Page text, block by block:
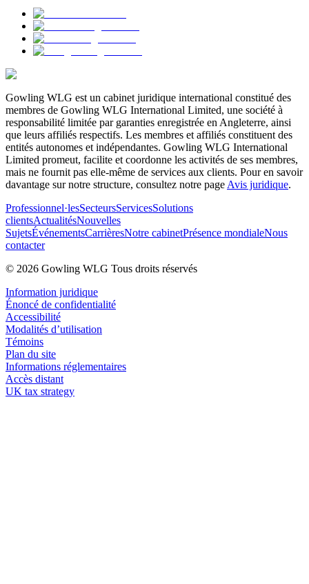
Gowling WLG est un cabinet juridique international constitué des
membres de Gowling WLG International Limited, une société à
responsabilité limitée par garanties enregistrée en Angleterre, ainsi
que leurs affiliés respectifs. Les membres et affiliés constituent des
entités autonomes et indépendantes. Gowling WLG International
Limited promeut, facilite et coordonne les activités de ses membres,
mais ne fournit pas elle-même de services aux clients. Pour en savoir
davantage sur notre structure, consultez notre page Avis juridique.
Professionnel·lesSecteursServicesSolutions
clientsActualitésNouvelles
SujetsÉvénementsCarrièresNotre cabinetPrésence mondialeNous
contacter
© 2026 Gowling WLG Tous droits réservés
Information juridique
Énoncé de confidentialité
Accessibilité
Modalités d’utilisation
Témoins
Plan du site
Informations réglementaires
Accès distant
UK tax strategy